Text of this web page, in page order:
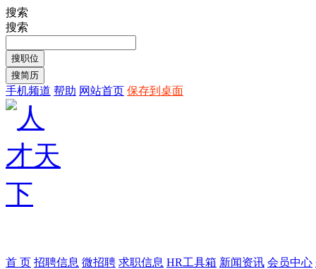
搜索
搜索
手机频道 帮助 网站首页 保存到桌面
首 页 招聘信息 微招聘 求职信息 HR工具箱 新闻资讯 会员中心